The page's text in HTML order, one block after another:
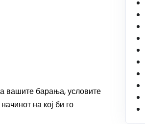
вашите барања, условите
на кој би го